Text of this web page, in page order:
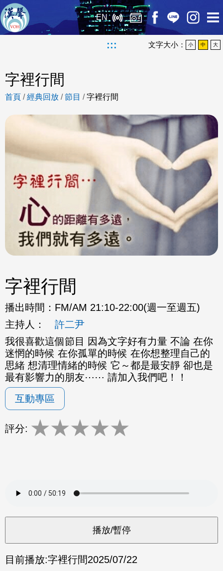
EN
::: 文字大小： 小 中 大
字裡行間
首頁 /經典回放 /節目 /字裡行間
字裡行間
播出時間： FM/AM 21:10-22:00(週一至週五)
主持人：
許二尹
我很喜歡這個節目 因為文字好有力量 不論 在你
迷惘的時候 在你孤單的時候 在你想整理自己的
思緒 想清理情緒的時候 它～都是最安靜 卻也是
最有影響力的朋友⋯⋯ 請加入我們吧！！
互動專區
評分: ★★★★★
目前播放:字裡行間2025/07/22